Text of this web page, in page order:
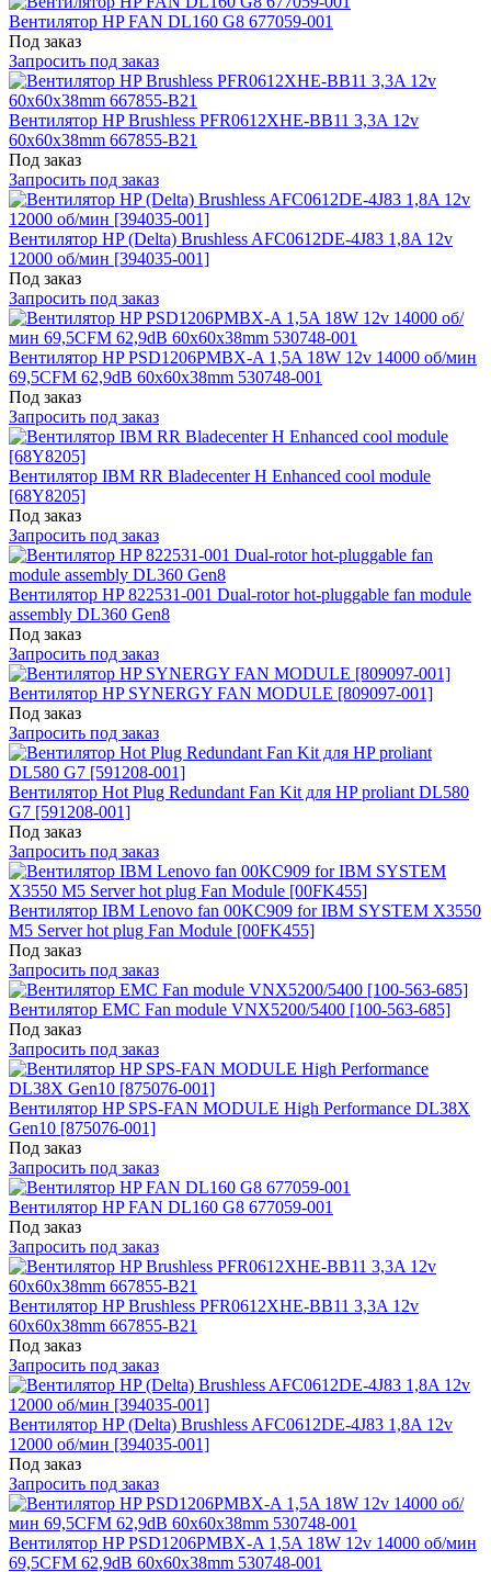
Вентилятор HP FAN DL160 G8 677059-001
Под заказ
Запросить под заказ
Вентилятор HP Brushless PFR0612XHE-BB11 3,3A 12v
60x60x38mm 667855-B21
Под заказ
Запросить под заказ
Вентилятор HP (Delta) Brushless AFC0612DE-4J83 1,8A 12v
12000 об/мин [394035-001]
Под заказ
Запросить под заказ
Вентилятор HP PSD1206PMBX-A 1,5A 18W 12v 14000 об/мин
69,5CFM 62,9dB 60x60x38mm 530748-001
Под заказ
Запросить под заказ
Вентилятор IBM RR Bladecenter H Enhanced cool module
[68Y8205]
Под заказ
Запросить под заказ
Вентилятор HP 822531-001 Dual-rotor hot-pluggable fan module
assembly DL360 Gen8
Под заказ
Запросить под заказ
Вентилятор HP SYNERGY FAN MODULE [809097-001]
Под заказ
Запросить под заказ
Вентилятор Hot Plug Redundant Fan Kit для HP proliant DL580
G7 [591208-001]
Под заказ
Запросить под заказ
Вентилятор IBM Lenovo fan 00KC909 for IBM SYSTEM X3550
M5 Server hot plug Fan Module [00FK455]
Под заказ
Запросить под заказ
Вентилятор EMC Fan module VNX5200/5400 [100-563-685]
Под заказ
Запросить под заказ
Вентилятор HP SPS-FAN MODULE High Performance DL38X
Gen10 [875076-001]
Под заказ
Запросить под заказ
Вентилятор HP FAN DL160 G8 677059-001
Под заказ
Запросить под заказ
Вентилятор HP Brushless PFR0612XHE-BB11 3,3A 12v
60x60x38mm 667855-B21
Под заказ
Запросить под заказ
Вентилятор HP (Delta) Brushless AFC0612DE-4J83 1,8A 12v
12000 об/мин [394035-001]
Под заказ
Запросить под заказ
Вентилятор HP PSD1206PMBX-A 1,5A 18W 12v 14000 об/мин
69,5CFM 62,9dB 60x60x38mm 530748-001